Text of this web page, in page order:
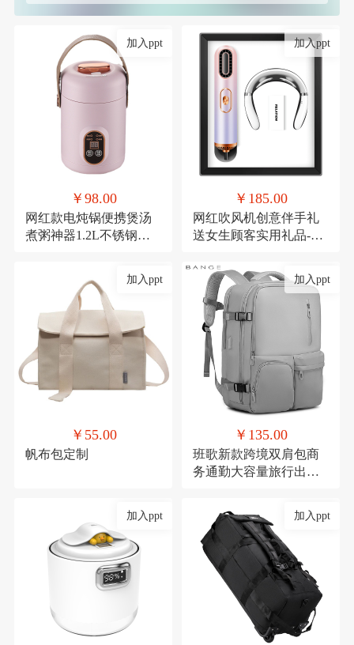
加入ppt
￥98.00
网红款电炖锅便携煲汤
煮粥神器1.2L不锈钢电
加入ppt
￥185.00
网红吹风机创意伴手礼
送女生顾客实用礼品-极
加入ppt
￥55.00
帆布包定制
加入ppt
￥135.00
班歌新款跨境双肩包商
务通勤大容量旅行出差
加入ppt 加入ppt